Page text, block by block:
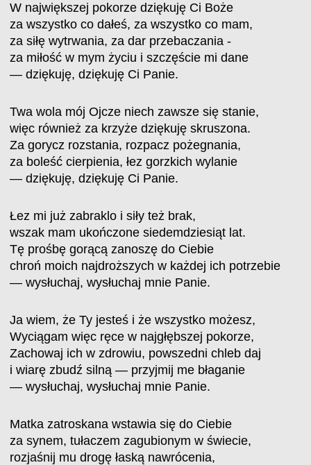
W największej pokorze dziękuję Ci Boże
za wszystko co dałeś, za wszystko co mam,
za siłę wytrwania, za dar przebaczania -
za miłość w mym życiu i szczęście mi dane
— dziękuję, dziękuję Ci Panie.
Twa wola mój Ojcze niech zawsze się stanie,
więc również za krzyże dziękuję skruszona.
Za gorycz rozstania, rozpacz pożegnania,
za boleść cierpienia, łez gorzkich wylanie
— dziękuję, dziękuję Ci Panie.
Łez mi już zabraklo i siły też brak,
wszak mam ukończone siedemdziesiąt lat.
Tę prośbę gorącą zanoszę do Ciebie
chroń moich najdroższych w każdej ich potrzebie
— wysłuchaj, wysłuchaj mnie Panie.
Ja wiem, że Ty jesteś i że wszystko możesz,
Wyciągam więc ręce w najgłębszej pokorze,
Zachowaj ich w zdrowiu, powszedni chleb daj
i wiarę zbudź silną — przyjmij me błaganie
— wysłuchaj, wysłuchaj mnie Panie.
Matka zatroskana wstawia się do Ciebie
za synem, tułaczem zagubionym w świecie,
rozjaśnij mu drogę łaską nawrócenia,